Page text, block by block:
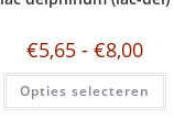
€5,65 - €8,00
Opties selecteren